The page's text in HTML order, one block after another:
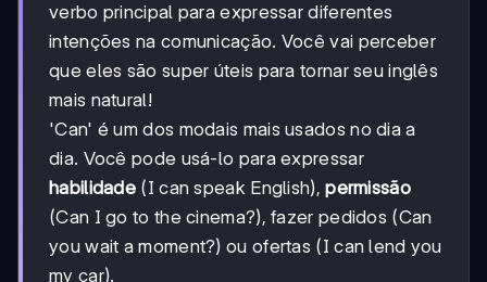
verbo principal para expressar diferentes
intenções na comunicação. Você vai perceber
que eles são super úteis para tornar seu inglês
mais natural!
'Can' é um dos modais mais usados no dia a
dia. Você pode usá-lo para expressar
habilidade (I can speak English),permissão
(Can I go to the cinema?), fazer pedidos (Can
you wait a moment?) ou ofertas (I can lend you
my car).